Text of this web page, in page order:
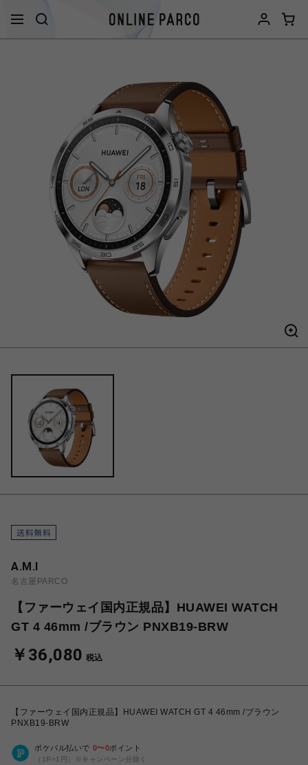
A.M.I
名古屋PARCO
【ファーウェイ国内正規品】HUAWEI WATCH
GT 4 46mm /ブラウン PNXB19-BRW
￥36,080 税込
【ファーウェイ国内正規品】HUAWEI WATCH GT 4 46mm /ブラウン
PNXB19-BRW
ポケパル払いで 0〜0ポイント
（1P=1円）※キャンペーン分除く